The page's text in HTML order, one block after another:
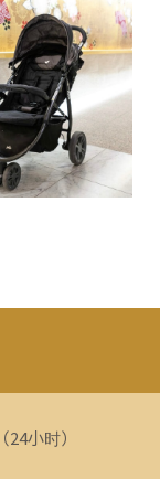
24小时）